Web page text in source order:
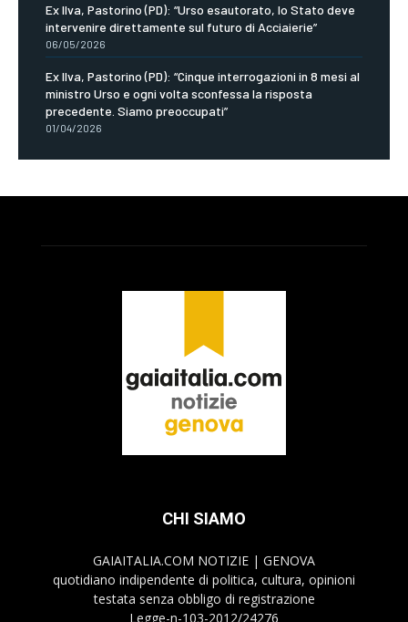
Ex Ilva, Pastorino (PD): “Urso esautorato, lo Stato deve
intervenire direttamente sul futuro di Acciaierie”
06/05/2026
Ex Ilva, Pastorino (PD): “Cinque interrogazioni in 8 mesi al
ministro Urso e ogni volta sconfessa la risposta
precedente. Siamo preoccupati”
01/04/2026
CHI SIAMO
GAIAITALIA.COM NOTIZIE | GENOVA
quotidiano indipendente di politica, cultura, opinioni
testata senza obbligo di registrazione
Legge-n-103-2012/24276